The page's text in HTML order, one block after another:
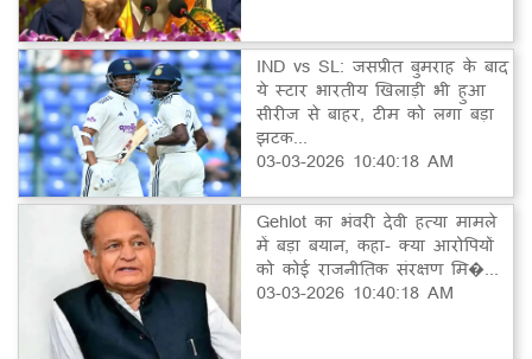
IND vs SL: जसप्रीत बुमराह के बाद
ये स्टार भारतीय खिलाड़ी भी हुआ
सीरीज से बाहर, टीम को लगा बड़ा
झटक...
03-03-2026 10:40:18 AM
Gehlot का भंवरी देवी हत्या मामले
में बड़ा बयान, कहा- क्या आरोपियों
को कोई राजनीतिक संरक्षण मि�...
03-03-2026 10:40:18 AM